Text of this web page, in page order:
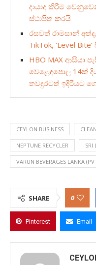
දායාද කිරීම
ස්ථාපිත කරයි
රසවත් රාමසාන්
TikTok, ‘Level
HBO MAX ආසියා
වෙළෙඳපොල 14ක්
තවදුරටත් ඉදිරියට
CEYLON BUSINESS
NEPTUNE RECYCLER SRI
VARUN BEVERAGES LANKA
SHARE 0
Pinterest Email